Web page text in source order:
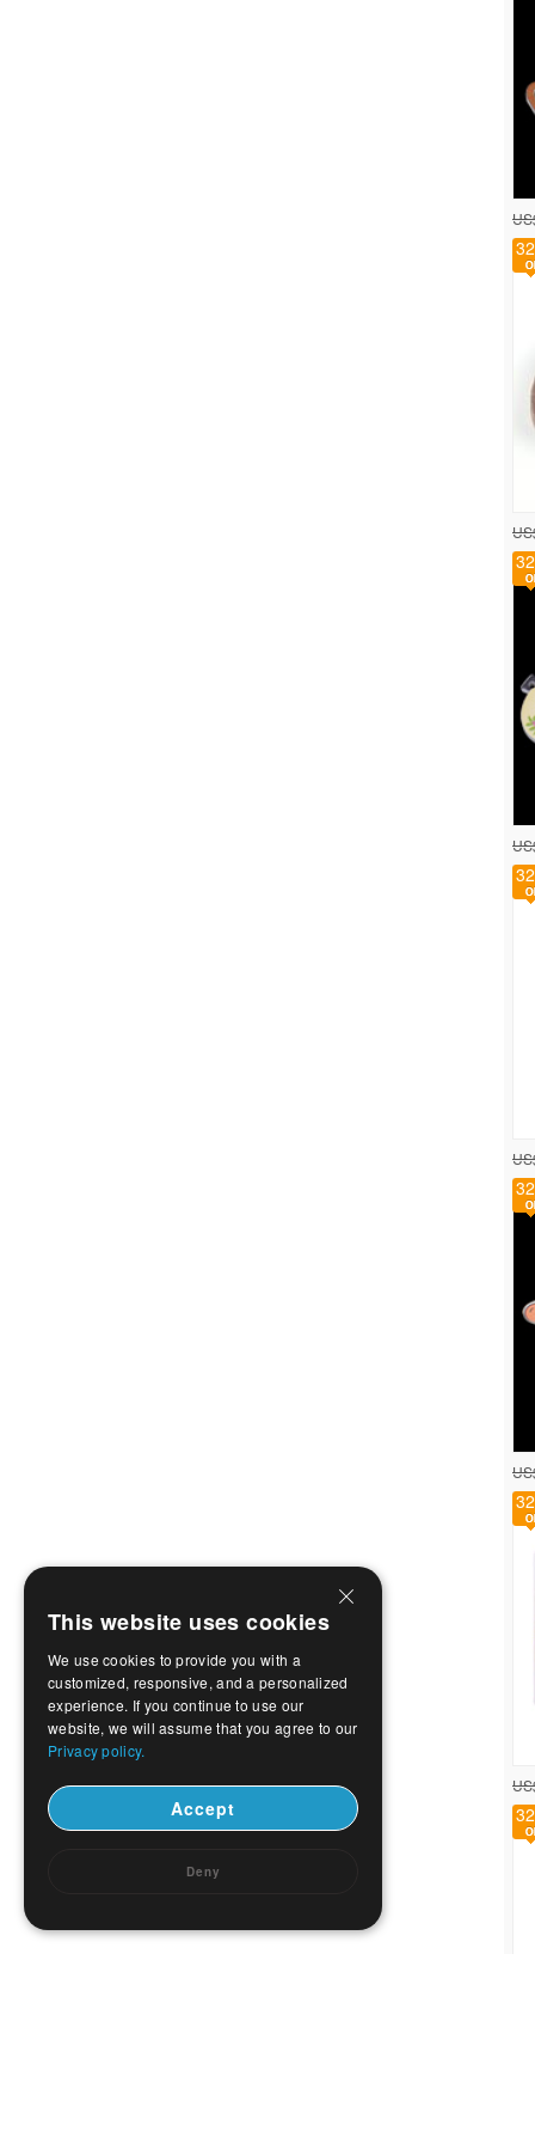
32
32
32
32
32
32
This website uses cookies
We use cookies to provide you with a
customized, responsive, and a personalized
experience. If you continue to use our
website, we will assume that you agree to our
Privacy policy.
Accept
Deny